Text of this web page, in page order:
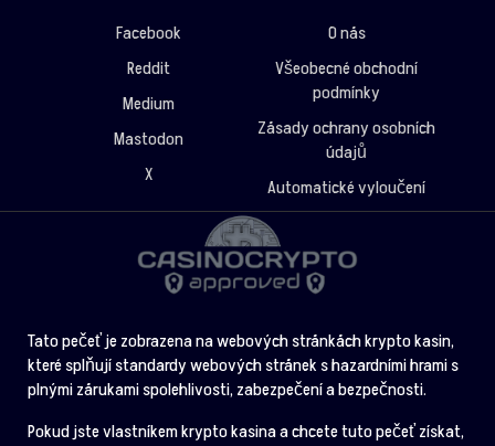
Facebook
Reddit
Medium
Mastodon
X
O nás
Všeobecné obchodní
podmínky
Zásady ochrany osobních
údajů
Automatické vyloučení
Tato pečeť je zobrazena na webových stránkách krypto kasin,
které splňují standardy webových stránek s hazardními hrami s
plnými zárukami spolehlivosti, zabezpečení a bezpečnosti.
Pokud jste vlastníkem krypto kasina a chcete tuto pečeť získat,